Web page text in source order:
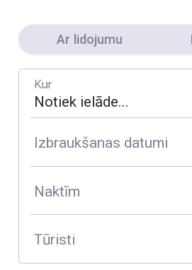
Ar lidojumu
Kur
Izbraukšanas datumi
Naktīm
Tūristi